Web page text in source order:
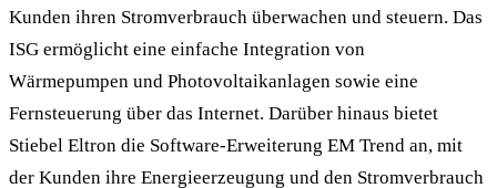
Kunden ihren Stromverbrauch überwachen und steuern. Das
ISG ermöglicht eine einfache Integration von
Wärmepumpen und Photovoltaikanlagen sowie eine
Fernsteuerung über das Internet. Darüber hinaus bietet
Stiebel Eltron die Software-Erweiterung EM Trend an, mit
der Kunden ihre Energieerzeugung und den Stromverbrauch